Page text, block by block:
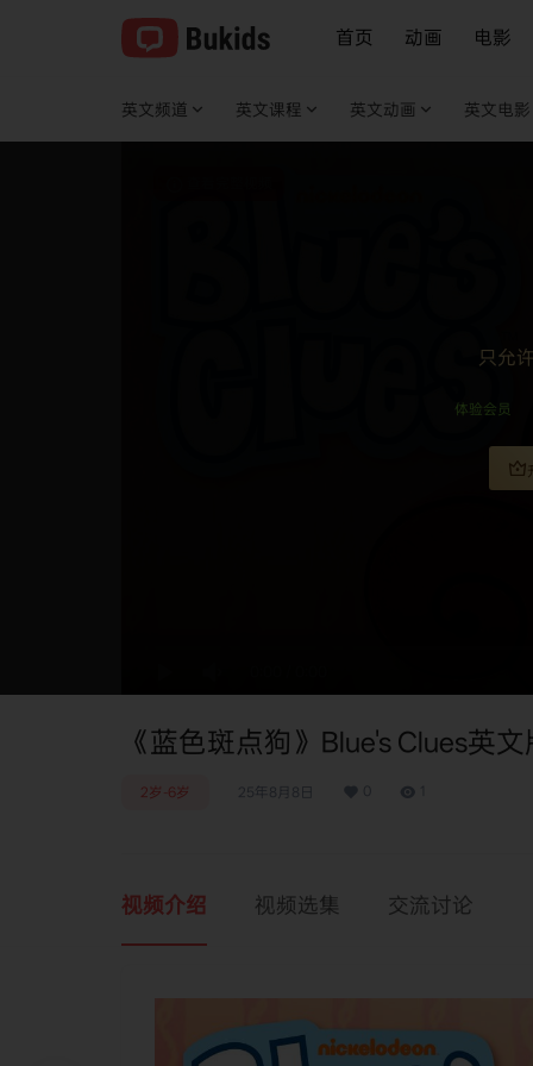
首页 动画 电影
英文频道 英文课程 英文动画 英文电影
只允
体验会员
《蓝色斑点狗》Blue's Clues英
2岁-6岁 25年8月8日
视频介绍 视频选集 交流讨论